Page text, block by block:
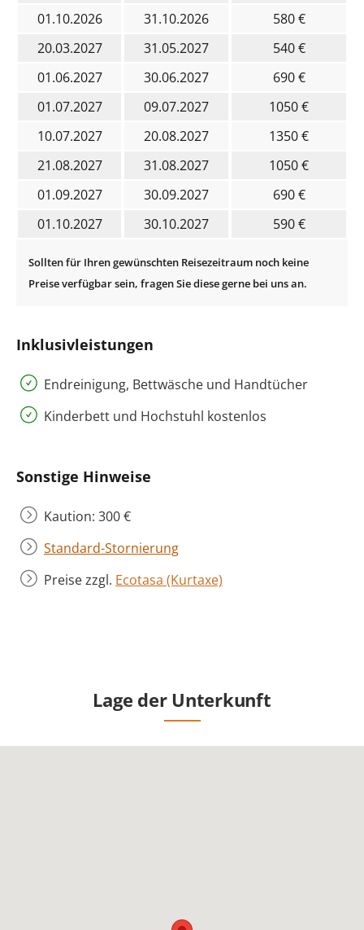
01.10.2026
31.10.2026
580 €
20.03.2027
31.05.2027
540 €
01.06.2027
30.06.2027
690 €
01.07.2027
09.07.2027
1050 €
10.07.2027
20.08.2027
1350 €
21.08.2027
31.08.2027
1050 €
01.09.2027
30.09.2027
690 €
01.10.2027
30.10.2027 590 €
Inklusivleistungen
Endreinigung, Bettwäsche und Handtücher
Kinderbett und Hochstuhl kostenlos
Sonstige Hinweise
Kaution: 300 €
Standard-Stornierung
Preise zzgl. Ecotasa (Kurtaxe)
Lage der Unterkunft